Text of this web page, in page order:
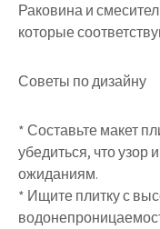
Раковина и
которые
Советы по дизайну
* Составьте макет
убедиться, что узор
ожиданиям.
* Ищите плитку с